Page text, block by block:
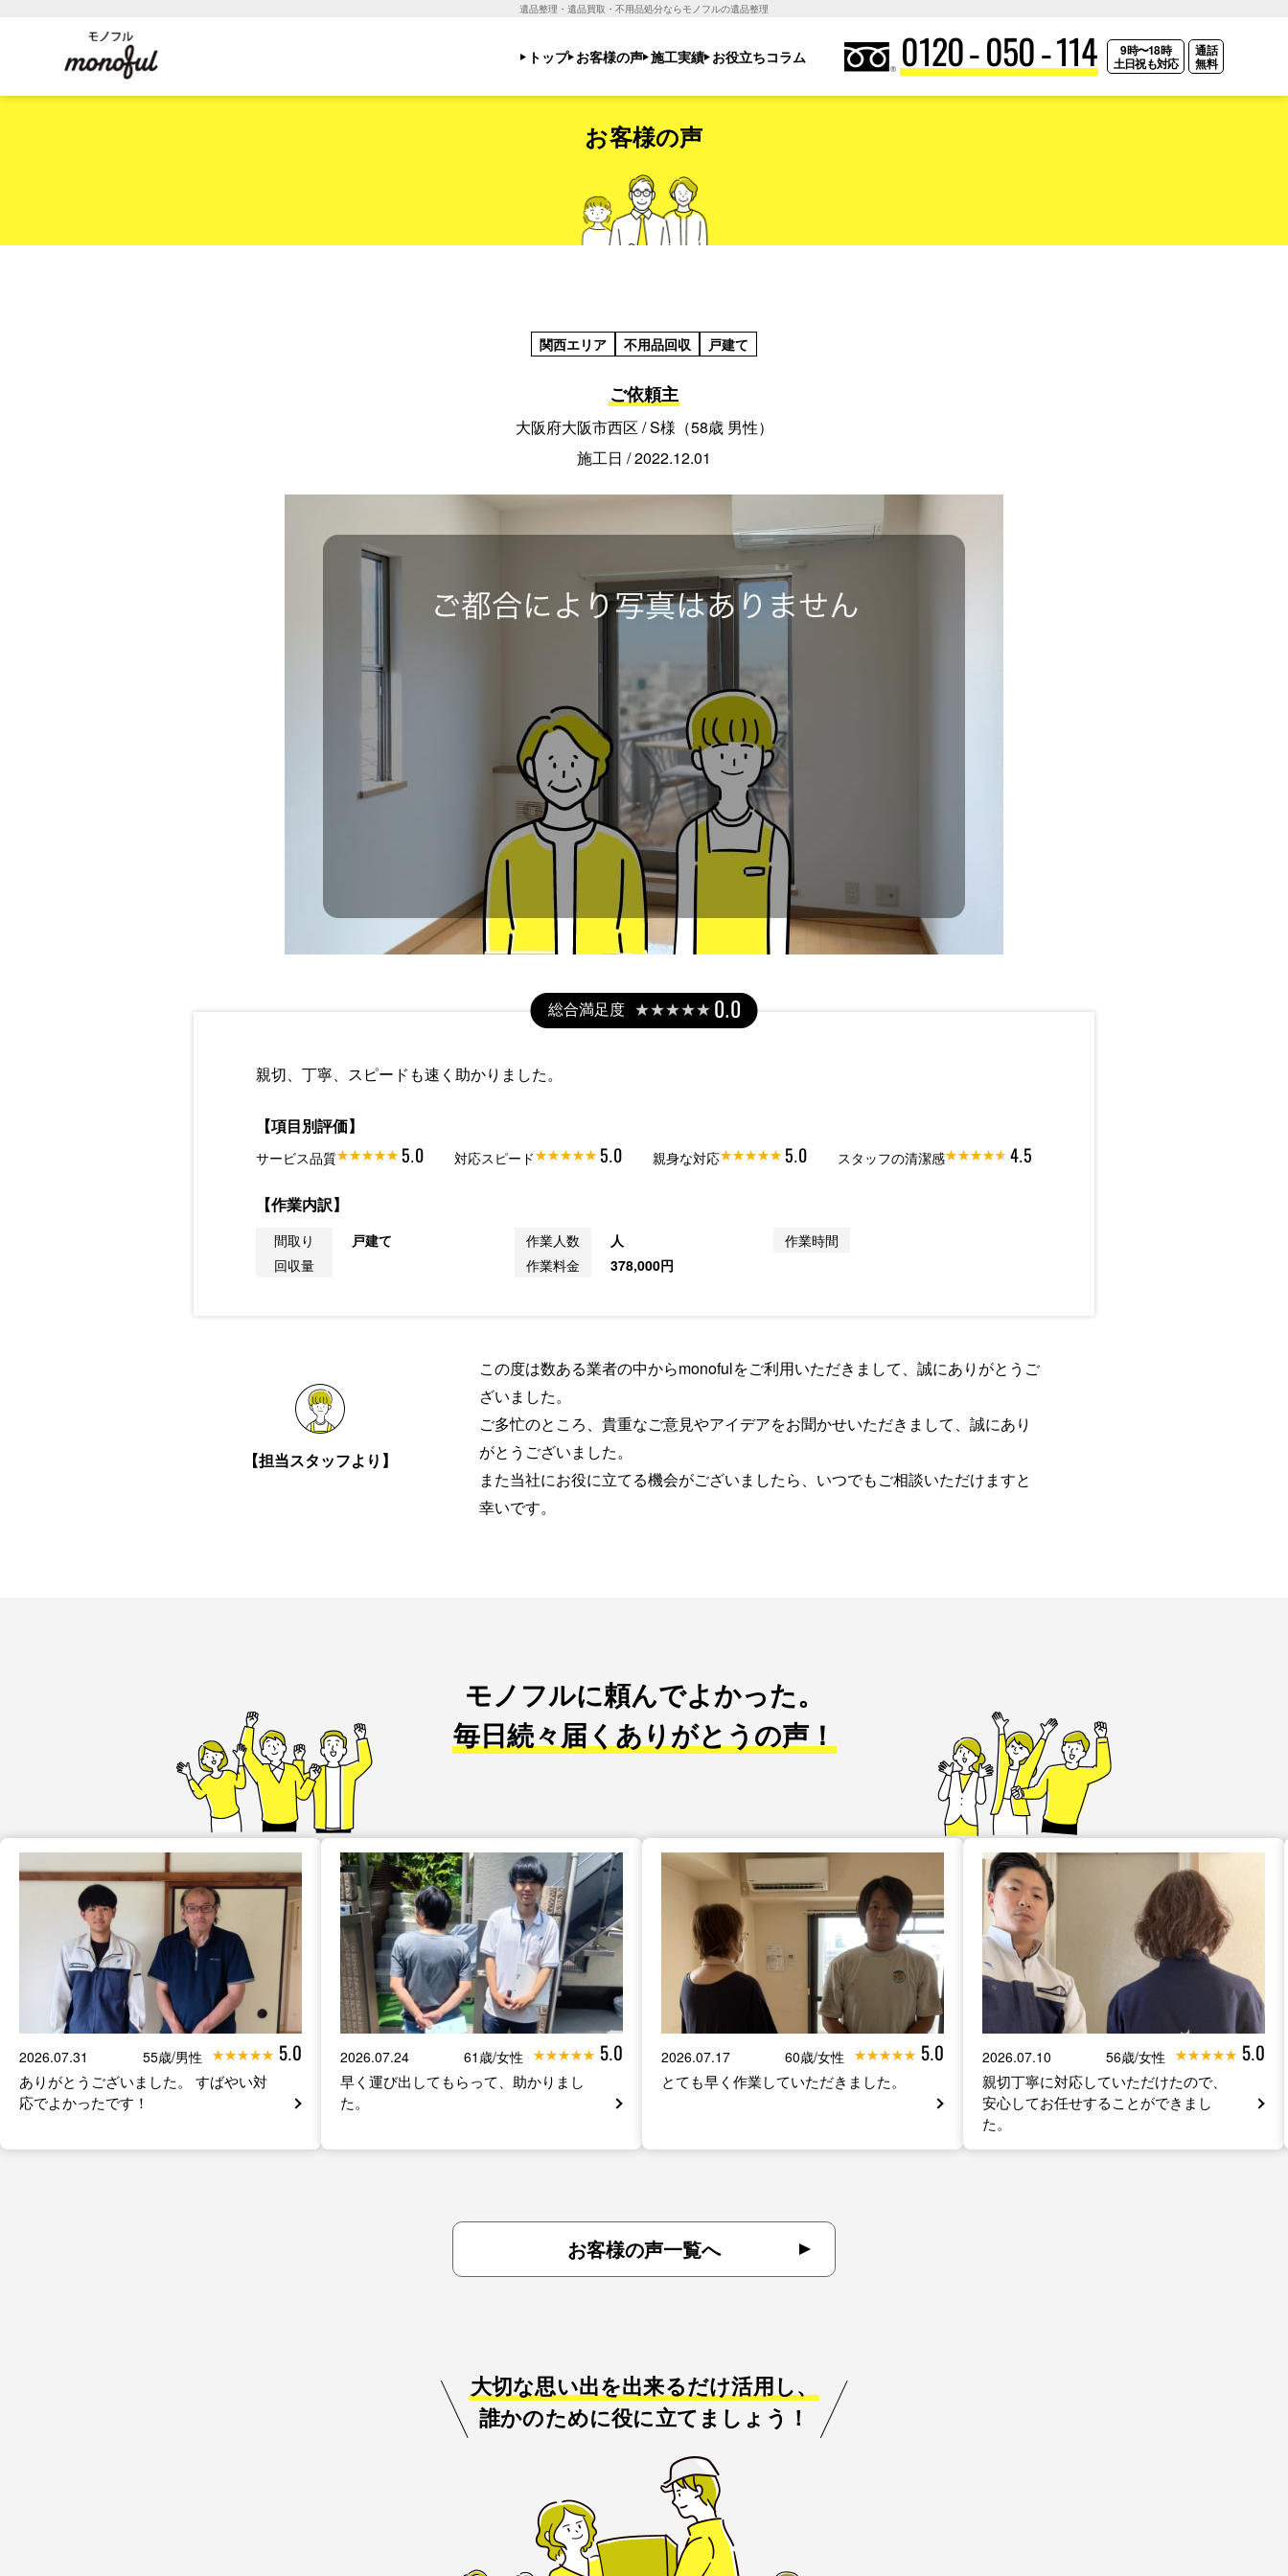
遺品整理・遺品買取・不用品処分ならモノフルの遺品整理
トップ お客様の声 施工実績 お役立ちコラム 0120-050-114 9時〜18時
土日祝も対応
通話
無料
お客様の声
関西エリア 不用品回収 戸建て
ご依頼主
大阪府大阪市西区 / S様（58歳 男性）
施工日 / 2022.12.01
総合満足度 0.0
親切、丁寧、スピードも速く助かりました。
【項目別評価】
サービス品質 5.0 対応スピード 5.0 親身な対応 5.0 スタッフの清潔感 4.5
【作業内訳】
間取り 戸建て 作業人数 人
作業時間
回収量
作業料金 378,000円
【担当スタッフより】
この度は数ある業者の中からmonofulをご利用いただきまして、誠にありがとうご
ざいました。
ご多忙のところ、貴重なご意見やアイデアをお聞かせいただきまして、誠にあり
がとうございました。
また当社にお役に立てる機会がございましたら、いつでもご相談いただけますと
幸いです。
モノフルに頼んでよかった。
毎日続々届くありがとうの声！
2026.07.31 55歳/男性
5.0
ありがとうございました。 すばやい対
応でよかったです！
2026.07.24 61歳/女性
5.0
早く運び出してもらって、助かりまし
た。
2026.07.17 60歳/女性
5.0
とても早く作業していただきました。
2026.07.10 56歳/女性
5.0
親切丁寧に対応していただけたので、
安心してお任せすることができまし
た。
お客様の声一覧へ
大切な思い出を出来るだけ活用し、
誰かのために役に立てましょう！